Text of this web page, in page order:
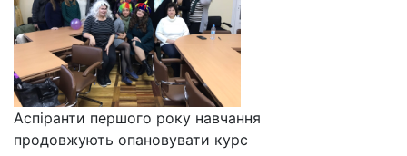
Аспіранти першого року навчання
продовжують опановувати курс